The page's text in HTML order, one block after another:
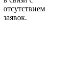
отсутствием
заявок.